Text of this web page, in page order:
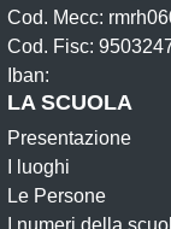
Cod. Mecc:
Cod. Fisc:
Iban:
LA SCUOLA
Presentazione
I luoghi
Le Persone
I numeri della